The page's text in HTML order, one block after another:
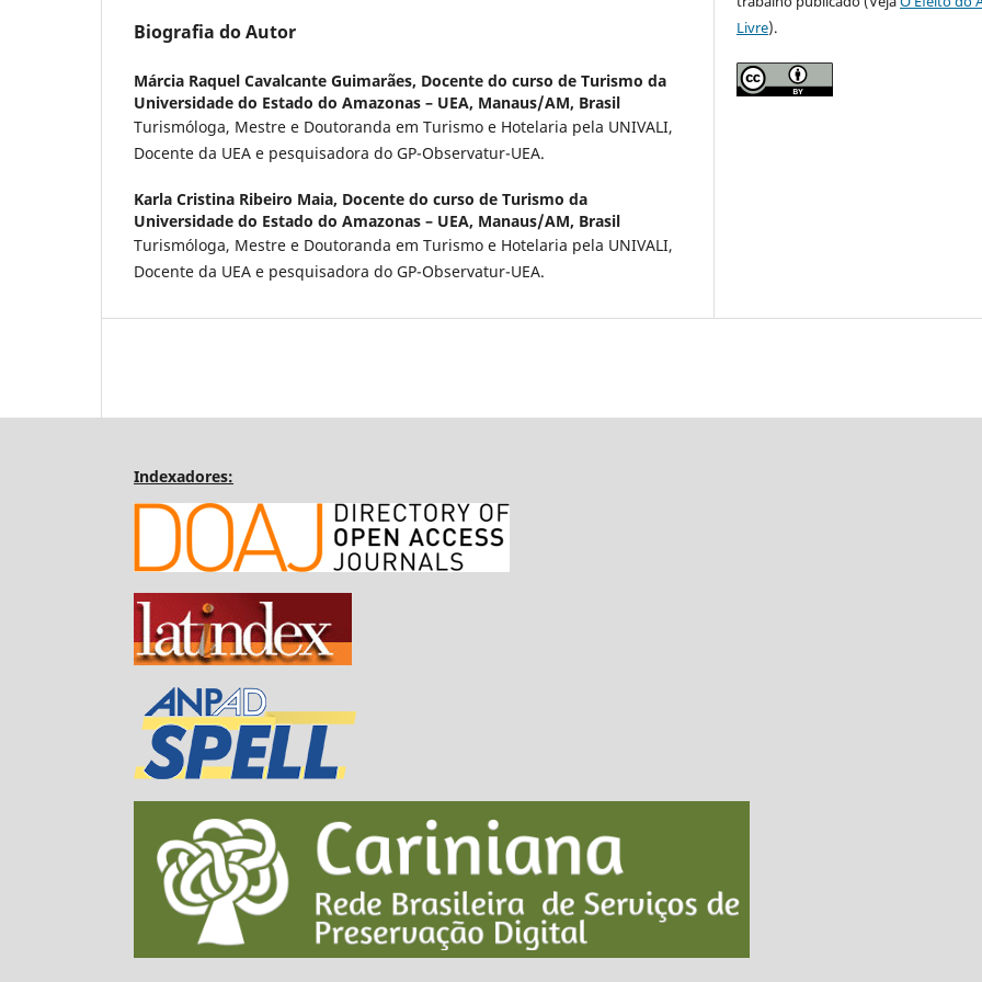
Biografia do Autor
Márcia Raquel Cavalcante Guimarães, Docente do curso de Turismo da
Universidade do Estado do Amazonas – UEA, Manaus/AM, Brasil
Turismóloga, Mestre e Doutoranda em Turismo e Hotelaria pela UNIVALI,
Docente da UEA e pesquisadora do GP-Observatur-UEA.
Karla Cristina Ribeiro Maia, Docente do curso de Turismo da
Universidade do Estado do Amazonas – UEA, Manaus/AM, Brasil
Turismóloga, Mestre e Doutoranda em Turismo e Hotelaria pela UNIVALI,
Docente da UEA e pesquisadora do GP-Observatur-UEA.
Livre).
Indexadores: